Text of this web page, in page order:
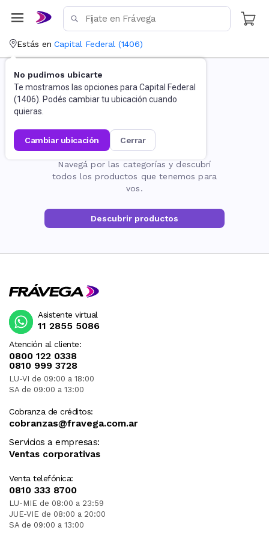
Estás en Capital Federal (1406)
No pudimos ubicarte
Te mostramos las opciones para Capital Federal
(1406). Podés cambiar tu ubicación cuando
quieras.
cambiar ubicación cerrar
La página no existe
Navegá por las categorías y descubrí
todos los productos que tenemos para
vos.
Descubrir productos
Atención al cliente:
0800 122 0338
0810 999 3728
LU-VI de 09:00 a 18:00
SA de 09:00 a 13:00
Cobranza de créditos:
cobranzas@fravega.com.ar
Servicios a empresas:
Ventas corporativas
Venta telefónica:
0810 333 8700
LU-MIE de 08:00 a 23:59
JUE-VIE de 08:00 a 20:00
SA de 09:00 a 13:00
Asistente virtual
11 2855 5086